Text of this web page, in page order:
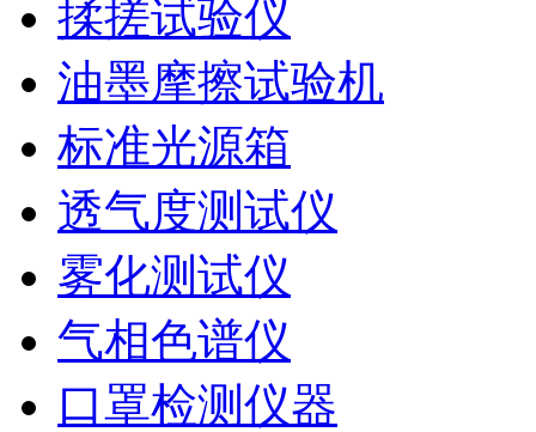
揉搓试验仪
油墨摩擦试验机
标准光源箱
透气度测试仪
雾化测试仪
气相色谱仪
口罩检测仪器